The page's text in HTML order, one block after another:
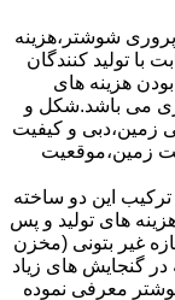
شوشتر،هزینه
با تولید کنندگان
هزینه های
می باشد.شکل و
زمین،دبی و کیفیت
زمین،موقعیت
ترکیب این دو ساخته
های تولید و پس
غیر بتونی (مخزن
گنجایش های زیاد
معرفی نموده